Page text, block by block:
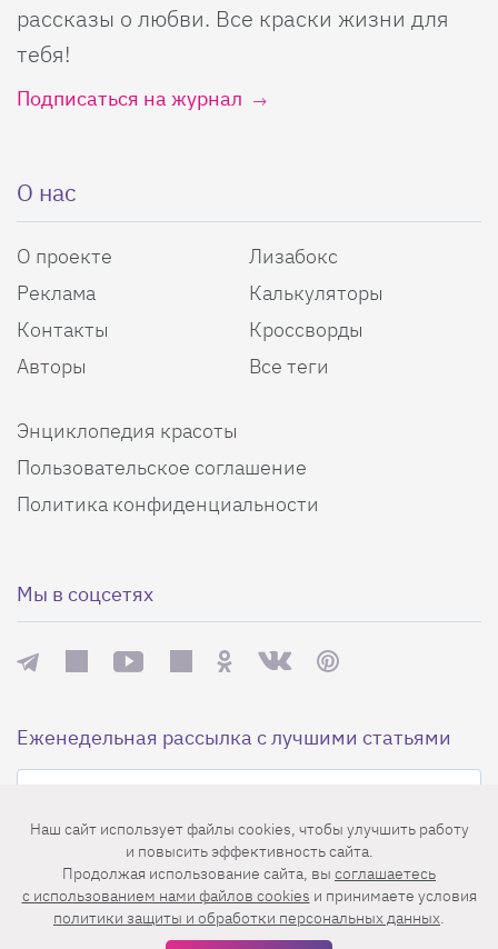
рассказы о любви. Все краски жизни для
тебя!
Подписаться на журнал
О нас
О проекте
Реклама
Контакты
Авторы
Лизабокс
Калькуляторы
Кроссворды
Все теги
Энциклопедия красоты
Пользовательское соглашение
Политика конфиденциальности
Мы в соцсетях
Еженедельная рассылка с лучшими статьями
Нажимая на кнопку «Подписаться», вы принимаете условия
пользовательского соглашения,политики конфиденциальности
Наш сайт использует файлы cookies, чтобы улучшить работу
и повысить эффективность сайта.
Продолжая использование сайта, вы соглашаетесь
c использованием нами файлов cookies и принимаете условия
политики защиты и обработки персональных данных.